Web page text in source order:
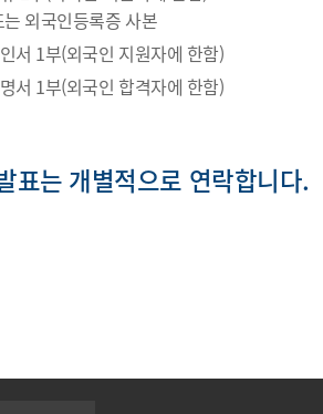
외국인등록증 사본
서 1부(외국인 지원자에 한함)
서 1부(외국인 합격자에 한함)
표는 개별적으로 연락합니다.